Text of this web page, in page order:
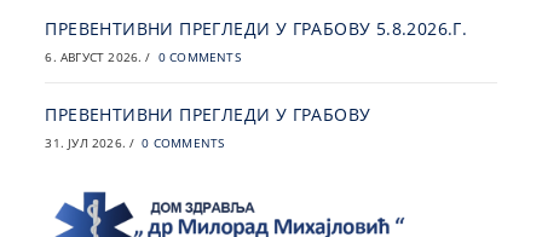
ПРЕВЕНТИВНИ ПРЕГЛЕДИ У ГРАБОВУ 5.8.2026.Г.
6. АВГУСТ 2026. / 0 COMMENTS
ПРЕВЕНТИВНИ ПРЕГЛЕДИ У ГРАБОВУ
31. ЈУЛ 2026. / 0 COMMENTS